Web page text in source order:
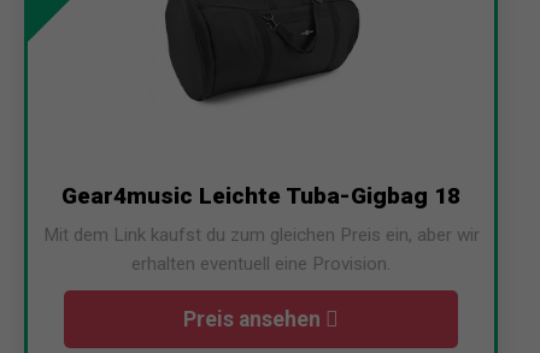
Gear4music Leichte Tuba-Gigbag 18
Mit dem Link kaufst du zum gleichen Preis ein, aber wir
erhalten eventuell eine Provision.
Preis ansehen